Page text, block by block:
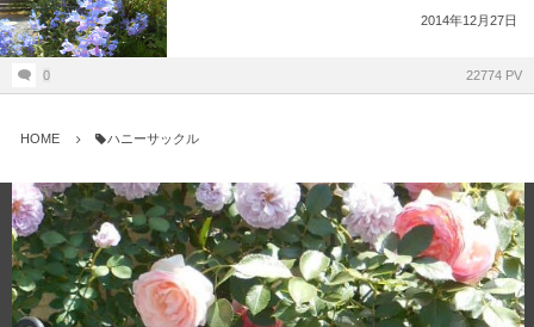
2014年12月27日
0 22774 PV
HOME ハニーサックル